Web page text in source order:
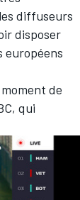
diffuseurs
disposer
européens
de
qui